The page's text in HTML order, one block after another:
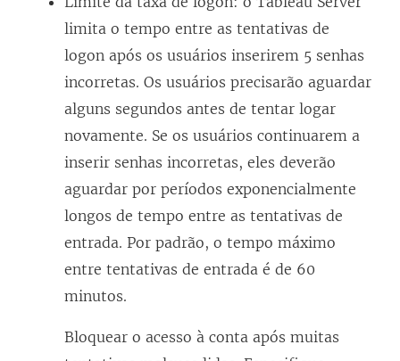
limita o tempo entre as tentativas de
logon após os usuários inserirem 5 senhas
incorretas. Os usuários precisarão aguardar
alguns segundos antes de tentar logar
novamente. Se os usuários continuarem a
inserir senhas incorretas, eles deverão
aguardar por períodos exponencialmente
longos de tempo entre as tentativas de
entrada. Por padrão, o tempo máximo
entre tentativas de entrada é de 60
minutos.
Bloquear o acesso à conta após muitas